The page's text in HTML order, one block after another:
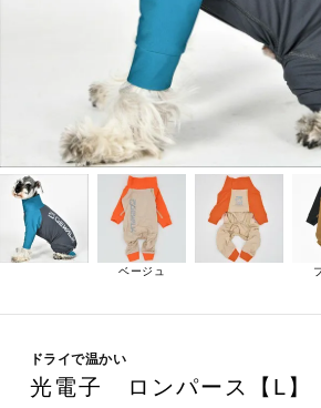
ベージュ
ドライで温かい
光電子 ロンパース【L】